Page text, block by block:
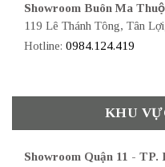
Showroom Buôn Ma
119 Lê Thánh Tông, Tân
Hotline: 0984.124.419
KHU
Showroom Quận 11 - TP.